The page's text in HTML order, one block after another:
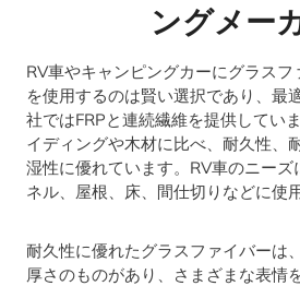
ングメー
RV車やキャンピングカーにグラス
を使用するのは賢い選択であり、最
社ではFRPと連続繊維を提供してい
イディングや木材に比べ、耐久性、
湿性に優れています。RV車のニー
ネル、屋根、床、間仕切りなどに使
耐久性に優れたグラスファイバーは
厚さのものがあり、さまざまな表情